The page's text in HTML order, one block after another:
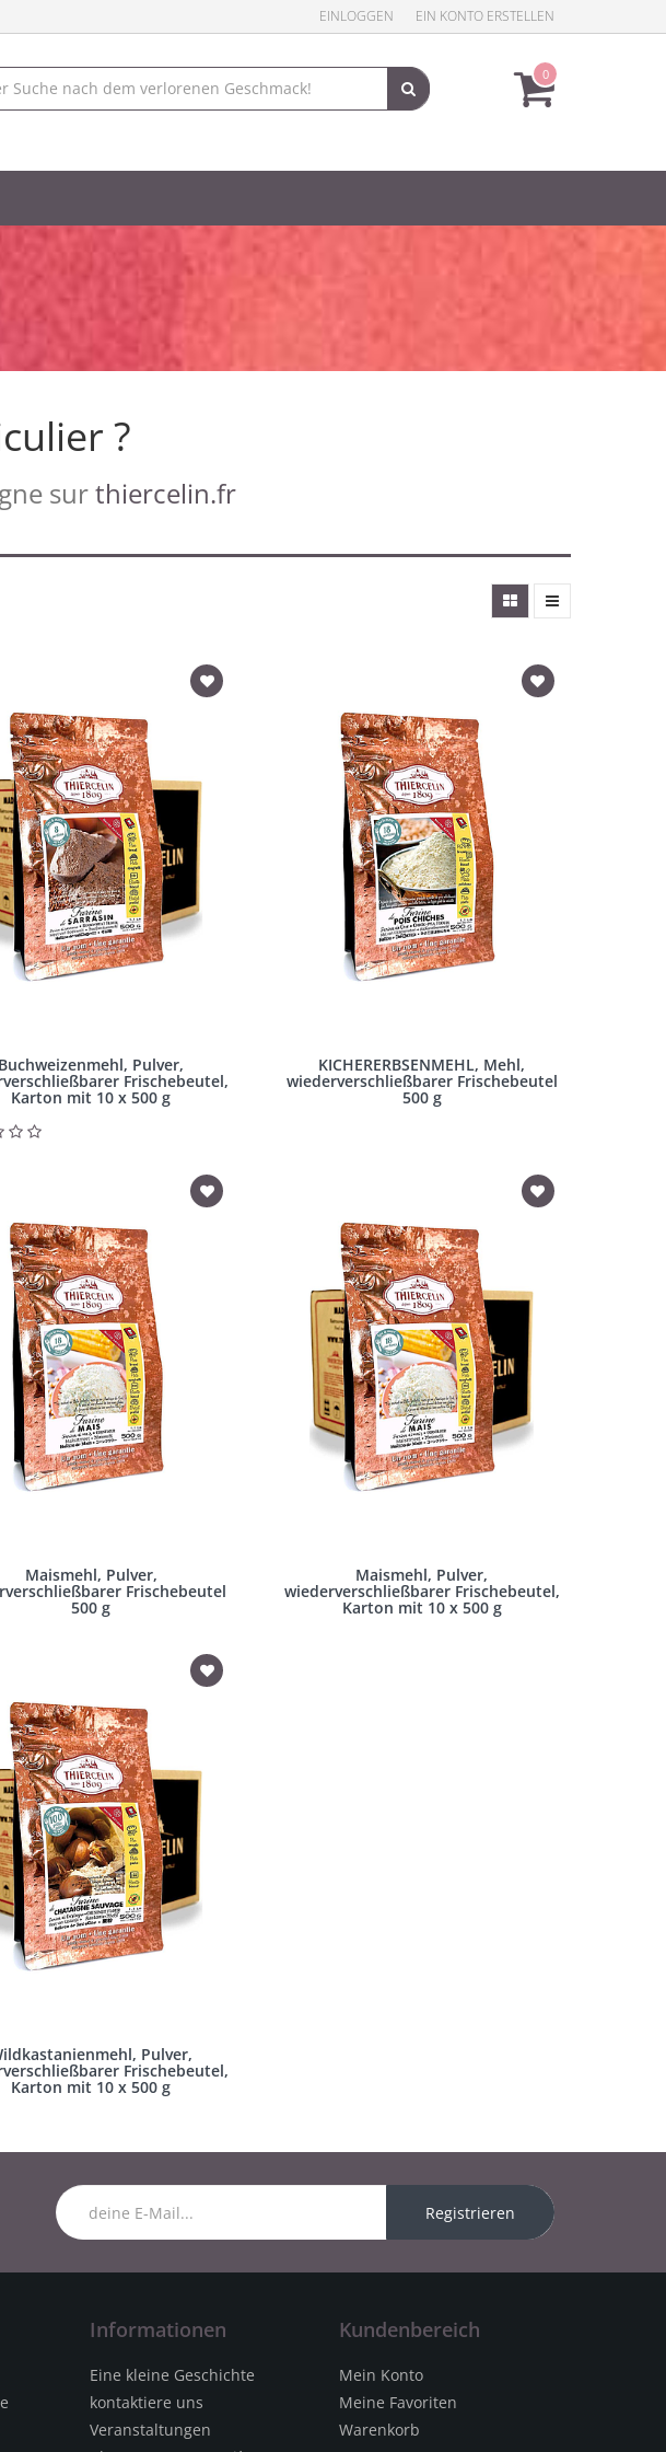
EINLOGGEN EIN KONTO ERSTELLEN
0
?
surthiercelin.fr
Buchweizenmehl, Pulver,
Frischebeutel,
Karton mit 10 x 500 g
KICHERERBSENMEHL, Mehl,
wiederverschließbarer Frischebeutel
500 g
Maismehl, Pulver,
Frischebeutel
500 g
Maismehl, Pulver,
wiederverschließbarer Frischebeutel,
Karton mit 10 x 500 g
Pulver,
Frischebeutel,
Karton mit 10 x 500 g
Registrieren
Informationen
Eine kleine Geschichte
kontaktiere uns
Veranstaltungen
Kundenbereich
Mein Konto
Meine Favoriten
Warenkorb